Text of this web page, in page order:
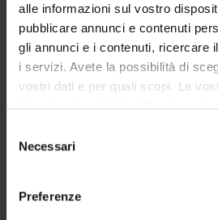
alle informazioni sul vostro
pubblicare annunci e contenuti
gli annunci e i contenuti, ricercare
i servizi. Avete la possibilità di
vostri dati e per quali scopi. Le
privacy sono applicabili solo su
modificare o revocare il proprio
momento dalla Dichiarazione sui
delNecessari
Preferenze
Presentazione
Come iscriversi e Requisiti di
Piani didattici
Insegnamenti
Bacheca avvisi
Rete formativa
OFFERTA FORMATIVA